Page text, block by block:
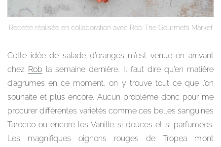
Recette réalisée en collaboration avec Rob The Gourmet’s Market
Cette idée de salade d’oranges m’est venue en arrivant
chez Rob la semaine dernière. Il faut dire qu’en matière
d’agrumes en ce moment, on y trouve tout ce que l’on
souhaite et plus encore. Aucun problème donc pour me
procurer différentes variétés comme ces belles sanguines
Tarocco ou encore les Vanille si douces et si parfumées.
Les magnifiques oignons rouges de Tropea m’ont